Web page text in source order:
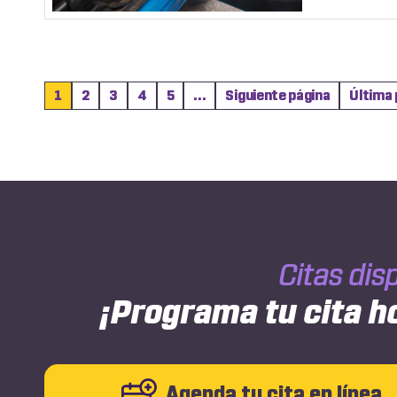
1 2 3 4 5 ... Siguiente página Última
Citas
¡Programa tu cita